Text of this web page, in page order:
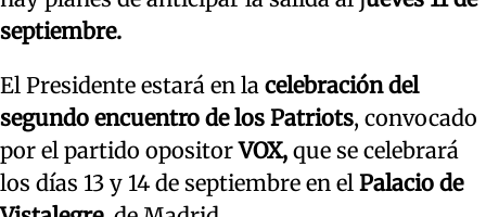
septiembre.
El Presidente estará en la celebración del
segundo encuentro de los Patriots, convocado
por el partido opositorVOX, que se celebrará
los días 13 y 14 de septiembre en el Palacio de